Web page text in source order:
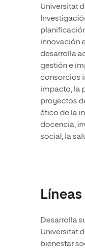
Universitat
innovación
desarrolla
gestión e
consorcios
impacto, la
proyectos
ético de la
docencia,
social, la
Desarrolla
Universitat
bienestar